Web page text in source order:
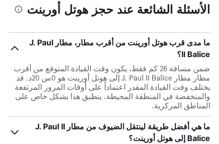
الأسئلة الشائعة عند حجز هوتل أورينت
ما مدى قرب هوتل أورينت من أقرب مطار، مطار J. Paul
II Balice؟
ضمن مسافة 26 كم فقط، يكون وقت القيادة المتوقع من أقرب
مطار مطار J. Paul II Balice إلى هوتل أورينت هو 0س 20د. قد
يختلف وقت القيادة المقدر اعتماداً على أوقات المرور المرتفعة
والمنخفضة في المنطقة المحيطة. ينطبق هذا بشكل خاص على
المناطق المركزية.
ما هي أفضل طريقة لينتقل الضيوف من مطار J. Paul II
Balice إلى هوتل أورينت؟